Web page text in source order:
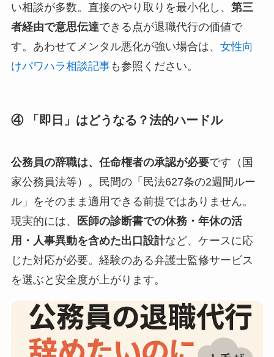
い相談が多数。直接のやり取りを最小化し、 第三
者経由で意思伝達できる点が退職代行の価値で
す。あわせてメンタル悪化が強い場合は、 女性向
けパワハラ相談記事も参照ください。
④ 「即日」はどうなる？法的ハードル
公務員の辞職は、任命権者の承認が必要です（国
家公務員法等）。民間の「民法627条の2週間ルー
ル」をそのまま適用できる前提ではありません。
現実的には、
医師の診断書での休務・年休の活
用・人事異動を含めた出口設計など、ケースに応
じた対応が必要。経験のある弁護士監修サービス
を選ぶと安全度が上がります。